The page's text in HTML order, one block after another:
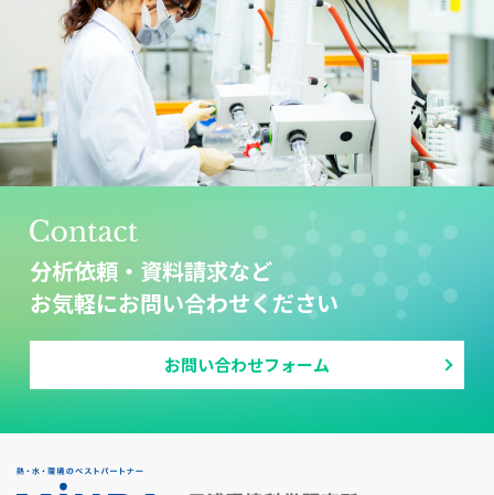
分析依頼・資料請求など
お気軽にお問い合わせください
お問い合わせフォーム